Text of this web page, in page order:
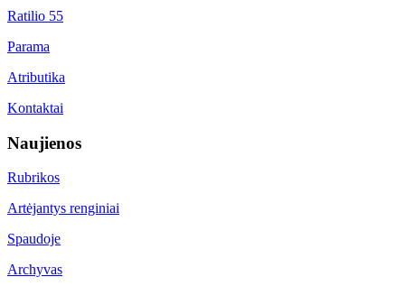
Ratilio 55
Parama
Atributika
Kontaktai
Naujienos
Rubrikos
Artėjantys renginiai
Spaudoje
Archyvas